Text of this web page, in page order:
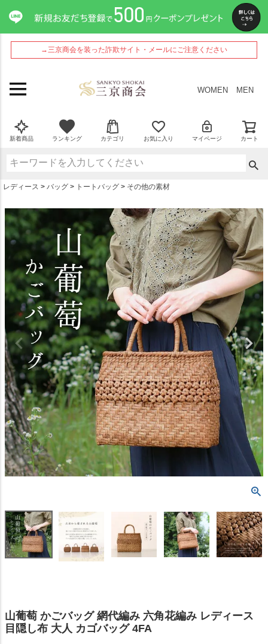
→三京商会を装った詐欺サイト・メールにご注意ください
WOMEN MEN
新着商品 ランキング カテゴリ お気に入り マイページ カート
レディース バッグ トートバッグ その他の素材
山葡萄 かごバッグ 網代編み 六角花編み レディース
目隠し布 大人 カゴバッグ 4FA
ペー
ジト
ップ
へ